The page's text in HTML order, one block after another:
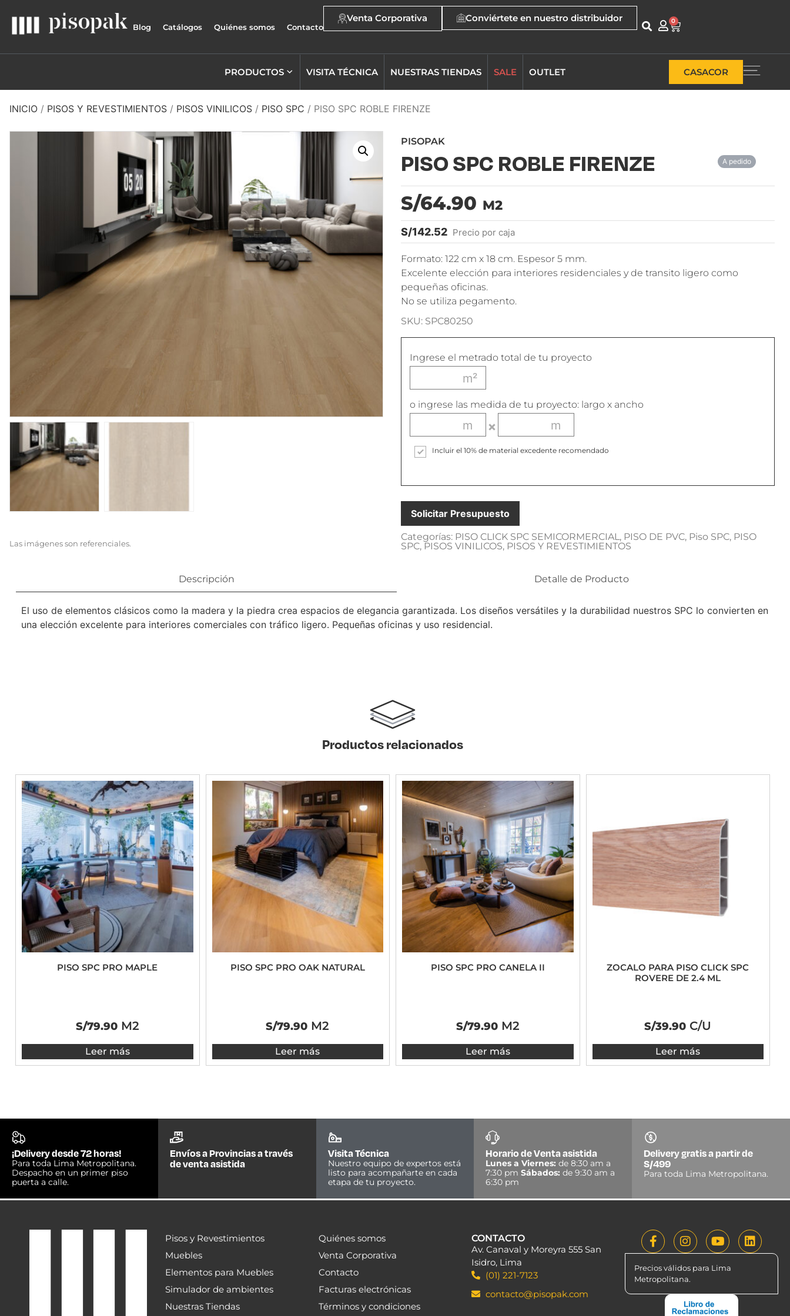
Blog Catálogos Quiénes somos Contacto
Venta Corporativa Conviértete en nuestro distribuidor 0
PRODUCTOS VISITA TÉCNICA NUESTRAS TIENDAS SALE OUTLET CASACOR
INICIO / PISOS Y REVESTIMIENTOS / PISOS VINILICOS / PISO SPC / PISO SPC ROBLE FIRENZE
Las imágenes son referenciales.
PISOPAK
PISO SPC ROBLE FIRENZE A pedido
S/64.90 M2
S/142.52 Precio por caja
Formato: 122 cm x 18 cm. Espesor 5 mm.
Excelente elección para interiores residenciales y de transito ligero como
pequeñas oficinas.
No se utiliza pegamento.
SKU: SPC80250
Ingrese el metrado total de tu proyecto
o ingrese las medida de tu proyecto: largo x ancho
Incluir el 10% de material excedente recomendado
Solicitar Presupuesto
Categorías: PISO CLICK SPC SEMICORMERCIAL, PISO DE PVC, Piso SPC, PISO
SPC, PISOS VINILICOS, PISOS Y REVESTIMIENTOS
Descripción Detalle de Producto
El uso de elementos clásicos como la madera y la piedra crea espacios de elegancia garantizada. Los diseños versátiles y la durabilidad nuestros SPC lo convierten en
una elección excelente para interiores comerciales con tráfico ligero. Pequeñas oficinas y uso residencial.
Productos relacionados
PISO SPC PRO MAPLE
S/79.90M2
Leer más
PISO SPC PRO OAK NATURAL
S/79.90 M2
Leer más
PISO SPC PRO CANELA II
S/79.90M2
Leer más
ZOCALO PARA PISO CLICK SPC
ROVERE DE 2.4 ML
S/39.90 C/U
Leer más
¡Delivery desde 72 horas!
Para toda Lima Metropolitana.
Despacho en un primer piso
puerta a calle.
Envíos a Provincias a través
de venta asistida
Visita Técnica
Nuestro equipo de expertos está
listo para acompañarte en cada
etapa de tu proyecto.
Horario de Venta asistida
Lunes a Viernes: de 8:30 am a
7:30 pmSábados: de 9:30 am a
6:30 pm
Delivery gratis a partir de
S/499
Para toda Lima Metropolitana.
Pisos y Revestimientos
Muebles
Elementos para Muebles
Simulador de ambientes
Nuestras Tiendas
Quiénes somos
Venta Corporativa
Contacto
Facturas electrónicas
Términos y condiciones
CONTACTO
Av. Canaval y Moreyra 555 San
Isidro, Lima
(01) 221-7123
contacto@pisopak.com
Precios válidos para Lima
Metropolitana.